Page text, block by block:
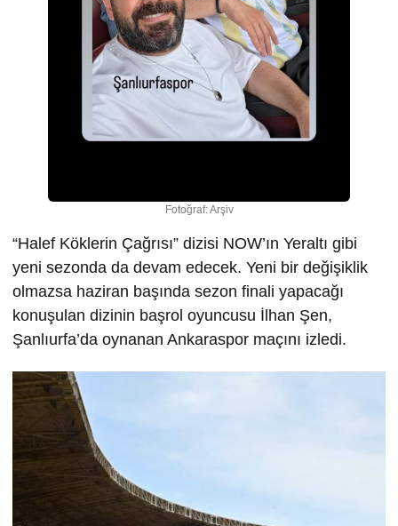
Fotoğraf: Arşiv
“Halef Köklerin Çağrısı” dizisi NOW’ın Yeraltı gibi
yeni sezonda da devam edecek. Yeni bir değişiklik
olmazsa haziran başında sezon finali yapacağı
konuşulan dizinin başrol oyuncusu İlhan Şen,
Şanlıurfa’da oynanan Ankaraspor maçını izledi.
Video
oynatıcı